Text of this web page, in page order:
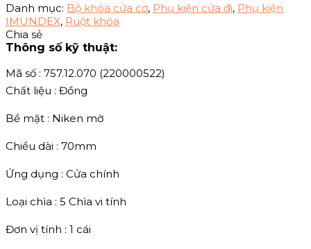
Danh mục: Bộ khóa cửa cơ, Phụ kiện cửa đi, Phụ kiện
IMUNDEX, Ruột khóa
Chia sẻ
Thông số kỹ thuật:
Mã số : 757.12.070 (220000522)
Chất liệu : Đồng
Bề mặt : Niken mờ
Chiều dài : 70mm
Ứng dụng : Cửa chính
Loại chìa : 5 Chìa vi tính
Đơn vị tính : 1 cái